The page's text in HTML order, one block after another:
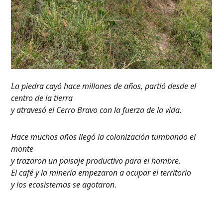
La piedra cayó hace millones de años, partió desde el
centro de la tierra
y atravesó el Cerro Bravo con la fuerza de la vida.
Hace muchos años llegó la colonización tumbando el
monte
y trazaron un paisaje productivo para el hombre.
El café y la minería empezaron a ocupar el territorio
y los ecosistemas se agotaron.